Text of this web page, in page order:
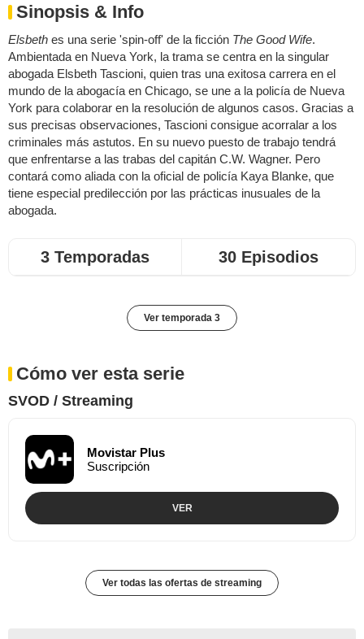
Sinopsis & Info
Elsbeth es una serie 'spin-off' de la ficción The Good Wife.
Ambientada en Nueva York, la trama se centra en la singular
abogada Elsbeth Tascioni, quien tras una exitosa carrera en el
mundo de la abogacía en Chicago, se une a la policía de Nueva
York para colaborar en la resolución de algunos casos. Gracias a
sus precisas observaciones, Tascioni consigue acorralar a los
criminales más astutos. En su nuevo puesto de trabajo tendrá
que enfrentarse a las trabas del capitán C.W. Wagner. Pero
contará como aliada con la oficial de policía Kaya Blanke, que
tiene especial predilección por las prácticas inusuales de la
abogada.
3 Temporadas 30 Episodios
Ver temporada 3
Cómo ver esta serie
SVOD / Streaming
Movistar Plus
Suscripción
VER
Ver todas las ofertas de streaming